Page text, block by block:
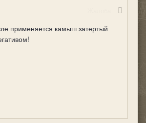
применяется камыш затертый